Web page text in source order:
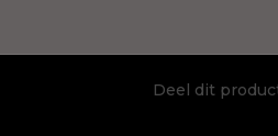
Deel dit